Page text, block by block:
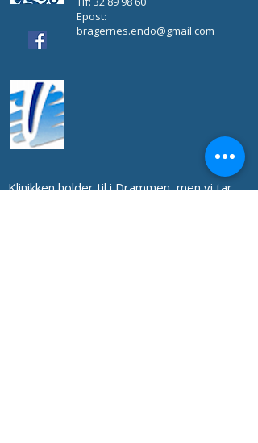
Epost:
bragernes.endo@gmail.com
Klinikken holder til i Drammen, men vi tar